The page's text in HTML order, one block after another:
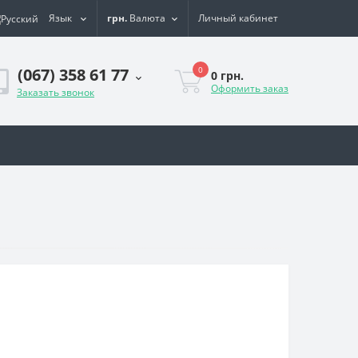
Язык грн. Валюта Личный кабинет
(067) 358 61 77
Заказать звонок
0 0 грн.
Оформить заказ